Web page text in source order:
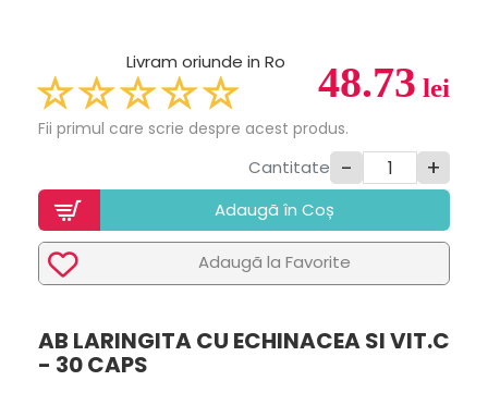
48.73 lei
Livram oriunde in Ro
Fii primul care scrie despre acest produs.
Cantitate - +
Adaugã în Coș
Adaugã la Favorite
AB LARINGITA CU ECHINACEA SI VIT.C
- 30 CAPS